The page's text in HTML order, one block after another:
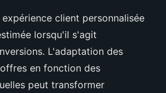
client personnalisée
lorsqu'il s'agit
L'adaptation des
en fonction des
peut transformer